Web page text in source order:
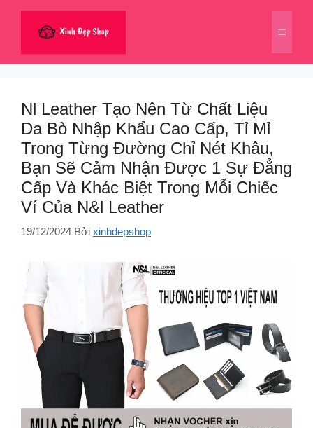
dung
Menu
Nl Leather Tạo Nên Từ Chất Liệu
Da Bò Nhập Khẩu Cao Cấp, Tỉ Mỉ
Trong Từng Đường Chỉ Nét Khâu,
Bạn Sẽ Cảm Nhận Được 1 Sự Đẳng
Cấp Và Khác Biệt Trong Mỗi Chiếc
Ví Của N&l Leather
19/12/2024 Bởi xinhdepshop